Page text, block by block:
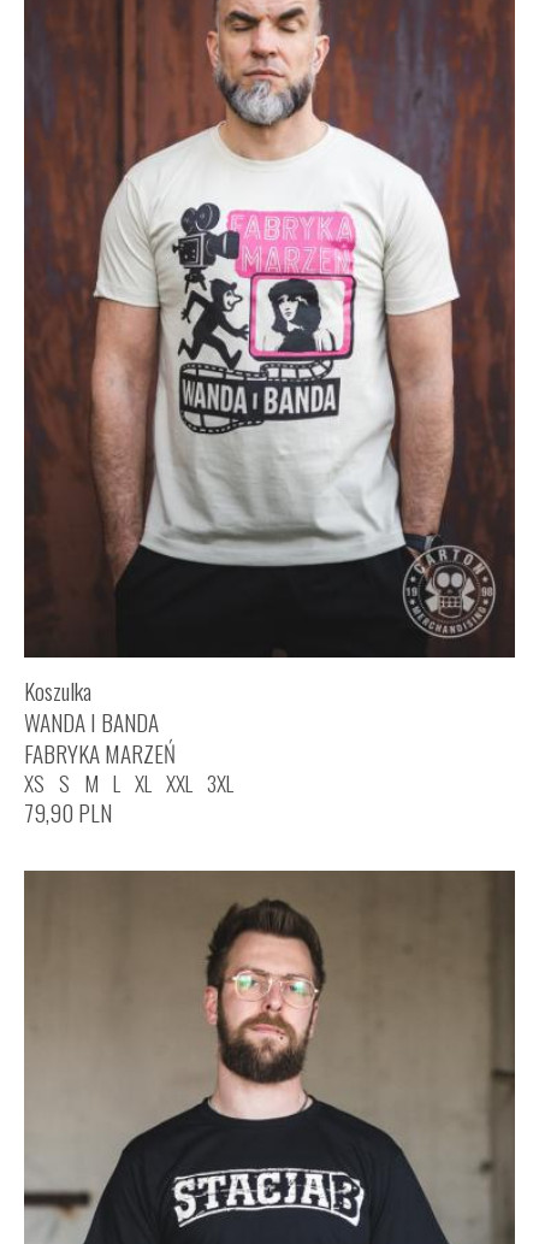
Koszulka
WANDA I BANDA
FABRYKA MARZEŃ
XS S M L XL XXL 3XL
79,90 PLN